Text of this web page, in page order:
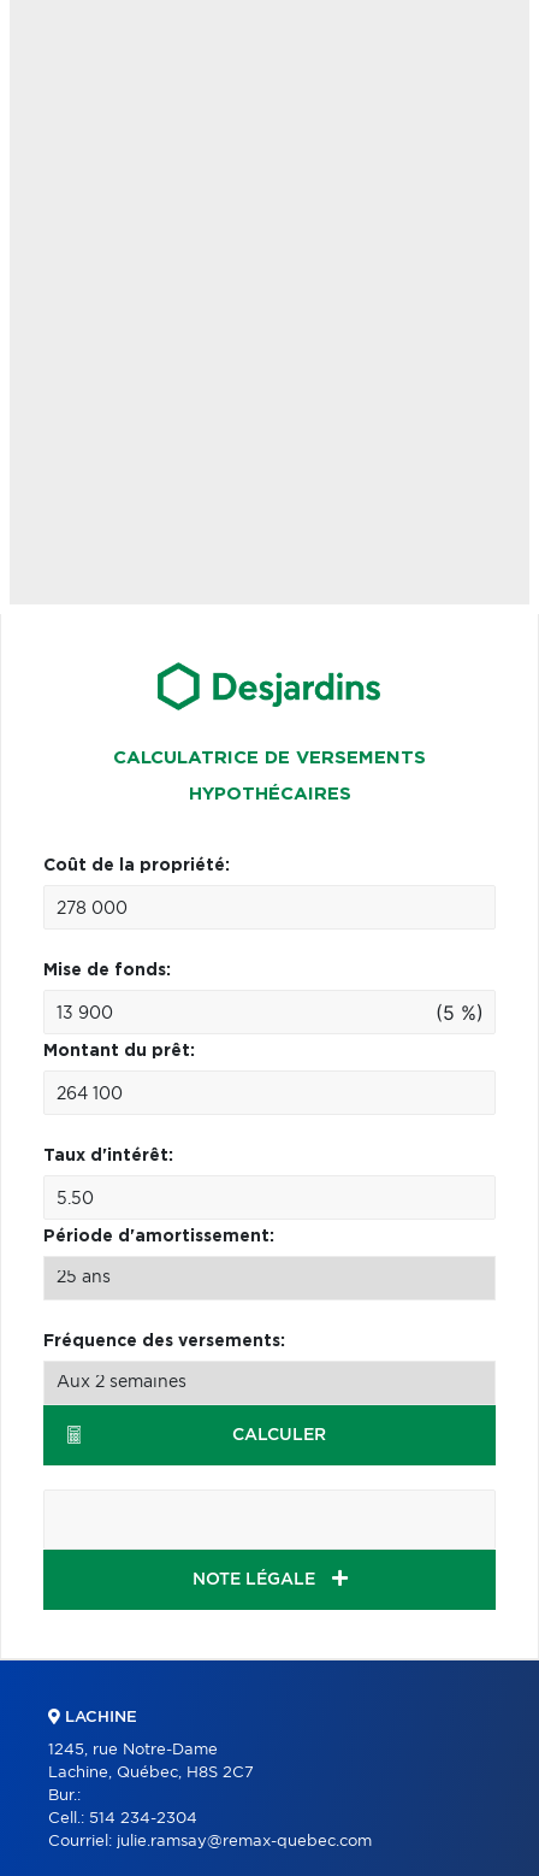
CALCULATRICE DE VERSEMENTS
HYPOTHÉCAIRES
Coût de la propriété:
Mise de fonds:
(5 %)
Montant du prêt:
Taux d'intérêt:
Période d'amortissement:
Fréquence des versements:
CALCULER
NOTE LÉGALE
LACHINE
1245, rue Notre-Dame
Lachine, Québec, H8S 2C7
Bur.:
Cell.: 514 234-2304
Courriel: julie.ramsay@remax-quebec.com